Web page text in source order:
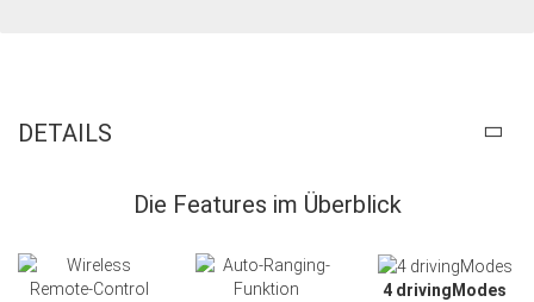
DETAILS
Die Features im Überblick
4 drivingModes